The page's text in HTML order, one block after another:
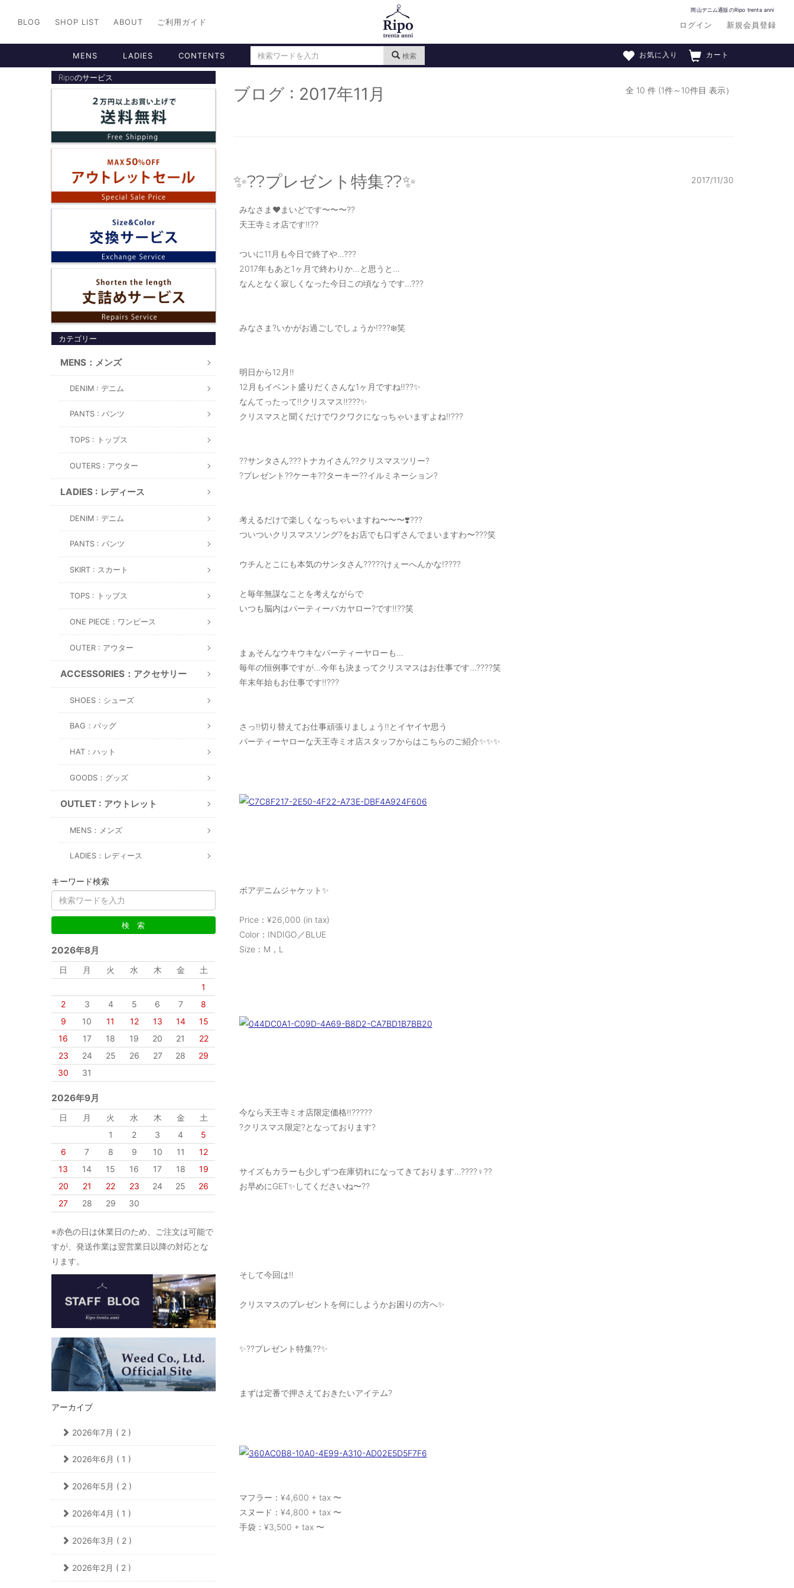
岡山デニム通販のRipo trenta anni
ログイン 新規会員登録
BLOG SHOP LIST ABOUT ご利用ガイド
MENS LADIES CONTENTS 検索 カート
お気に入り
Ripoのサービス
カテゴリー
MENS：メンズ
DENIM : デニム
PANTS : パンツ
TOPS : トップス
OUTERS : アウター
LADIES : レディース
DENIM : デニム
PANTS : パンツ
SKIRT : スカート
TOPS : トップス
ONE PIECE：ワンピース
OUTER : アウター
ACCESSORIES：アクセサリー
SHOES：シューズ
BAG：バッグ
HAT：ハット
GOODS：グッズ
OUTLET : アウトレット
MENS：メンズ
LADIES：レディース
キーワード検索
2026年8月
日 月 火 水 木 金
土
1
2
3 4 5 6 7
8
9
10 11 12 13 14
15
16
17 18 19 20 21
22
23
24 25 26 27 28
29
30
31
2026年9月
日 月 火 水 木 金
土
1
2 3 4
5
6
7 8 9 10 11
12
13
14 15 16 17 18
19
20
21 22 23 24 25
26
27
28 29 30
※赤色の日は休業日のため、ご注文は可能で
すが、発送作業は翌営業日以降の対応とな
ります。
アーカイブ
2026年7月 ( 2 )
2026年6月 ( 1 )
2026年5月 ( 2 )
2026年4月 ( 1 )
2026年3月 ( 2 )
2026年2月 ( 2 )
ブログ : 2017年11月 全 10 件 (1件～10件目 表示）
✨??プレゼント特集??✨ 2017/11/30
みなさま❤️まいどです〜〜〜??
天王寺ミオ店です‼️??
ついに11月も今日で終了や…???
2017年もあと1ヶ月で終わりか…と思うと…
なんとなく寂しくなった今日この頃なうです…???
みなさま?いかがお過ごしでしょうか⁉️??❄️笑
明日から12月‼️
12月もイベント盛りだくさんな1ヶ月ですね‼️??✨
なんてったって‼️クリスマス‼️???✨
クリスマスと聞くだけでワクワクになっちゃいますよね‼️???
??サンタさん???トナカイさん??クリスマスツリー?
?プレゼント??ケーキ??ターキー??イルミネーション?
考えるだけで楽しくなっちゃいますね〜〜〜❣️???
ついついクリスマスソング?をお店でも口ずさんでまいますわ〜???笑
ウチんとこにも本気のサンタさん?????けぇーへんかな⁉️???
と毎年無謀なことを考えながらで
いつも脳内はパーティーバカヤロー?です‼️??笑
まぁそんなウキウキなパーティーヤローも…
毎年の恒例事ですが…今年も決まってクリスマスはお仕事です…????笑
年末年始もお仕事です‼️???
さっ‼️切り替えてお仕事頑張りましょう‼️とイヤイヤ思う
パーティーヤローな天王寺ミオ店スタッフからはこちらのご紹介✨✨✨
ボアデニムジャケット✨
Price：¥26,000 (in tax)
Color：INDIGO／BLUE
Size：M，L
今なら天王寺ミオ店限定価格‼️?????
?クリスマス限定?となっております?
サイズもカラーも少しずつ在庫切れになってきております…????‍♀️??
お早めにGET✨してくださいね〜??
そして今回は‼️
クリスマスのプレゼントを何にしようかお困りの方へ✨
✨??プレゼント特集??✨
まずは定番で押さえておきたいアイテム?
マフラー：¥4,600 + tax 〜
スヌード：¥4,800 + tax 〜
手袋：¥3,500 + tax 〜